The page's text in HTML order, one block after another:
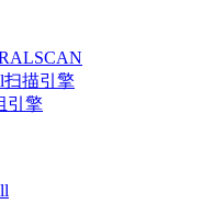
扫描引擎
引擎